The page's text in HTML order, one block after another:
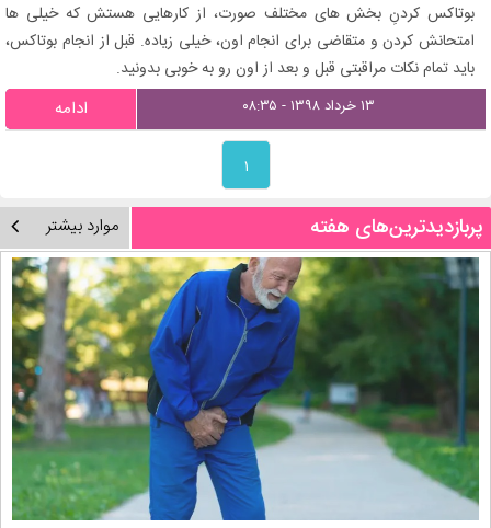
بوتاکس کردنِ بخش های مختلف صورت، از کارهایی هستش که خیلی ها
امتحانش کردن و متقاضی برای انجام اون، خیلی زیاده. قبل از انجام بوتاکس،
باید تمام نکات مراقبتی قبل و بعد از اون رو به خوبی بدونید.
۱۳ خرداد ۱۳۹۸ - ۰۸:۳۵ ادامه
۱
پربازدیدترین‌های هفته موارد بیشتر